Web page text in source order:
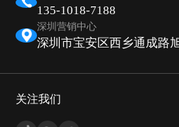
135-1018-7188
深圳营销中心
深圳市宝安区西乡通成路
关注我们